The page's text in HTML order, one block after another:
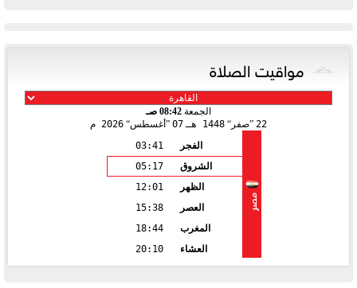
مواقيت الصلاة
الجمعة 08:42 صـ
22 صفر 1448 هـ 07 أغسطس 2026 م
مصر
الفجر
03:41
الشروق
05:17
الظهر
12:01
العصر
15:38
المغرب
18:44
العشاء
20:10